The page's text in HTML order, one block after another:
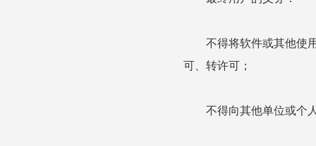
不得将软件或其他使用
可、转许可；
不得向其他单位或个人